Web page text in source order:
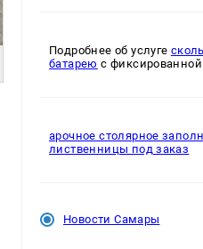
Подробнее об услуге
батарею с
арочное столярное
лиственницы под заказ
Новости Самары